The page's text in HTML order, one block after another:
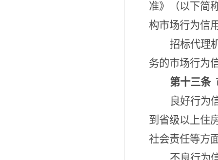
准》（以下简
构市场行为信
招标代理
务的市场行为
第十三条
良好行为
到省级以上住
社会责任等方